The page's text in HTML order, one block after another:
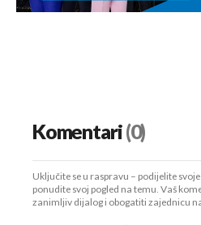
Komentari(0)
Uključite se u raspravu – podijelite
ponudite svoj pogled na temu. Vaš
zanimljiv dijalog i obogatiti zajednicu